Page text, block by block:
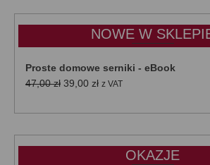
do
50,00 zł
NOWE W
Proste domowe serniki - eBook
47,00zł Pierwotna
wynosiła:
39,00 złAktualna
wynosi:
z VAT
OKAZJE